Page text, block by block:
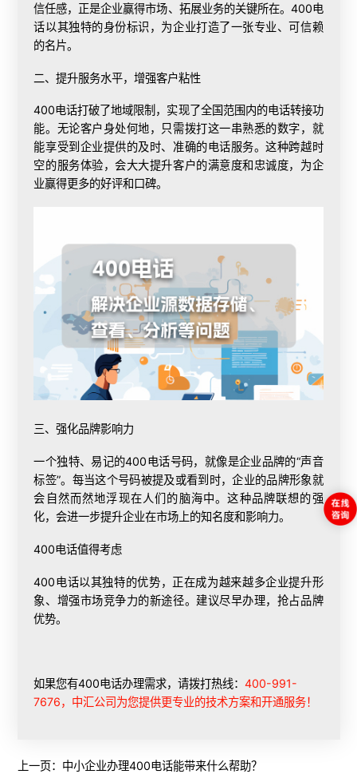
信任感，正是企业赢得市场、拓展业务的关键所在。400电
话以其独特的身份标识，为企业打造了一张专业、可信赖
的名片。
二、提升服务水平，增强客户粘性
400电话打破了地域限制，实现了全国范围内的电话转接功
能。无论客户身处何地，只需拨打这一串熟悉的数字，就
能享受到企业提供的及时、准确的电话服务。这种跨越时
空的服务体验，会大大提升客户的满意度和忠诚度，为企
业赢得更多的好评和口碑。
三、强化品牌影响力
一个独特、易记的400电话号码，就像是企业品牌的“声音
标签”。每当这个号码被提及或看到时，企业的品牌形象就
会自然而然地浮现在人们的脑海中。这种品牌联想的强
化，会进一步提升企业在市场上的知名度和影响力。
400电话值得考虑
400电话以其独特的优势，正在成为越来越多企业提升形
象、增强市场竞争力的新途径。建议尽早办理，抢占品牌
优势。
如果您有400电话办理需求，请拨打热线：400-991-
7676，中汇公司为您提供更专业的技术方案和开通服务！
上一页： 中小企业办理400电话能带来什么帮助？